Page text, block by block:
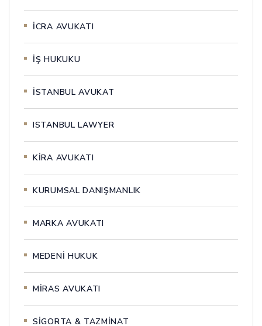
İCRA AVUKATI
İŞ HUKUKU
İSTANBUL AVUKAT
ISTANBUL LAWYER
KİRA AVUKATI
KURUMSAL DANIŞMANLIK
MARKA AVUKATI
MEDENİ HUKUK
MİRAS AVUKATI
SİGORTA & TAZMİNAT